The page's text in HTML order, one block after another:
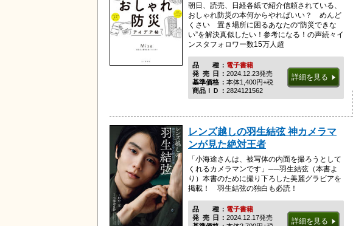
朝日、読売、日経各紙で紹介信頼されている、
おしゃれ防災の本何からやればいい？ めんど
くさい 置き場所に困るあなたの“防災できな
い”を解決真似したい！参考になる！の声続々イ
ンスタフォロワー数15万人超
品種電子書籍
発売日 2024.12.23発売
基準価格
本体1,400円+税
商品ＩＤ
2824121562
詳細を見る
レンズ越しの羽生結弦 神カメラマ
ンが見た絶対王者
「小海途さんは、被写体の内面を撮ろうとして
くれるカメラマンです」──羽生結弦（本書よ
り）本書のために撮り下ろした美麗グラビアを
掲載！ 羽生結弦の独白も必読！
品種電子書籍
発売日 2024.12.17発売
詳細を見る